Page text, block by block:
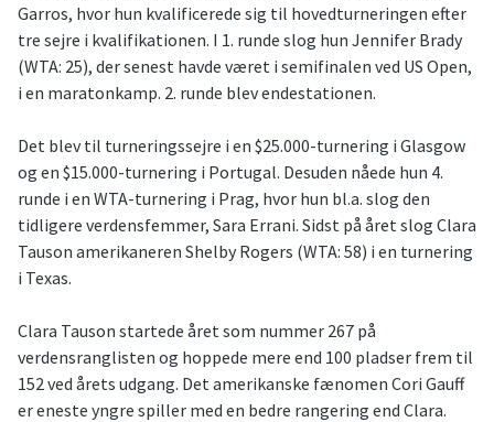
Garros, hvor hun kvalificerede sig til hovedturneringen efter
tre sejre i kvalifikationen. I 1. runde slog hun Jennifer Brady
(WTA: 25), der senest havde været i semifinalen ved US Open,
i en maratonkamp. 2. runde blev endestationen.
Det blev til turneringssejre i en $25.000-turnering i Glasgow
og en $15.000-turnering i Portugal. Desuden nåede hun 4.
runde i en WTA-turnering i Prag, hvor hun bl.a. slog den
tidligere verdensfemmer, Sara Errani. Sidst på året slog Clara
Tauson amerikaneren Shelby Rogers (WTA: 58) i en turnering
i Texas.
Clara Tauson startede året som nummer 267 på
verdensranglisten og hoppede mere end 100 pladser frem til
152 ved årets udgang. Det amerikanske fænomen Cori Gauff
er eneste yngre spiller med en bedre rangering end Clara.